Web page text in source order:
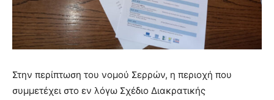
Στην περίπτωση του νομού Σερρών, η περιοχή που
συμμετέχει στο εν λόγω Σχέδιο Διακρατικής